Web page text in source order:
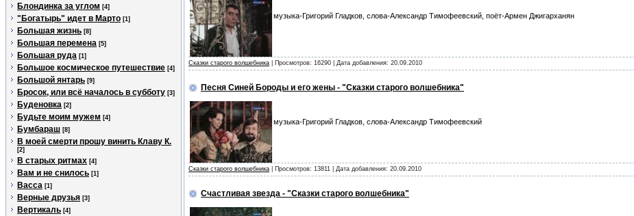
Блондинка за углом [4]
"Богатырь" идет в Марто [1]
Большая жизнь [8]
Большая перемена [5]
Большая руда [1]
Большое космическое путешествие [4]
Большой янтарь [9]
Бросок, или всё началось в субботу [3]
Буденовка [2]
Будьте моим мужем [4]
Бумбараш [8]
В моей смерти прошу винить Клаву К.
[2]
В старых ритмах [4]
Вам и не снилось [1]
Васса [1]
Верные друзья [3]
Вертикаль [4]
музыка-Григорий Гладков, слова-Александр Тимофеевский, поёт-Армен Джигарханян
Сказки старого волшебника | Просмотров: 16290 | Дата добавления: 20.09.2010
Песня Синей Бороды и его жены - "Сказки старого волшебника"
музыка-Григорий Гладков, слова-Александр Тимофеевский
Сказки старого волшебника | Просмотров: 13811 | Дата добавления: 20.09.2010
Счастливая звезда - "Сказки старого волшебника"